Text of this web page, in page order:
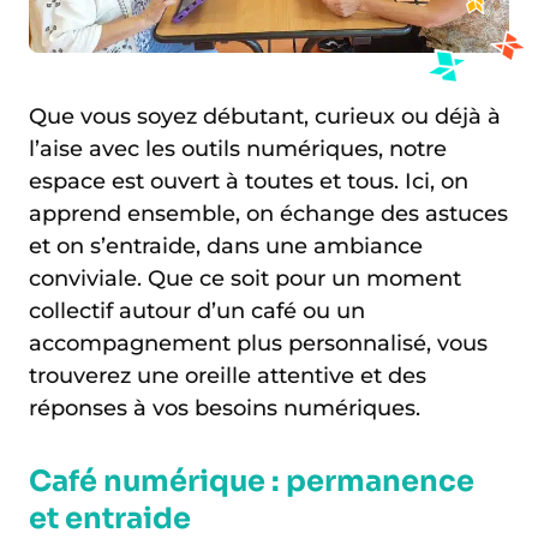
Que vous soyez débutant, curieux ou déjà à
l’aise avec les outils numériques, notre
espace est ouvert à toutes et tous. Ici, on
apprend ensemble, on échange des astuces
et on s’entraide, dans une ambiance
conviviale. Que ce soit pour un moment
collectif autour d’un café ou un
accompagnement plus personnalisé, vous
trouverez une oreille attentive et des
réponses à vos besoins numériques.
Café numérique : permanence
et entraide